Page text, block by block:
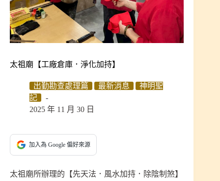
太祖廟【工廠倉庫．淨化加持】
出勤勘查處理篇 最新消息
神明聖
記
2025 年 11 月 30 日
加入為 Google 偏好來源
太祖廟所辦理的【先天法．風水加持．除陰制煞】